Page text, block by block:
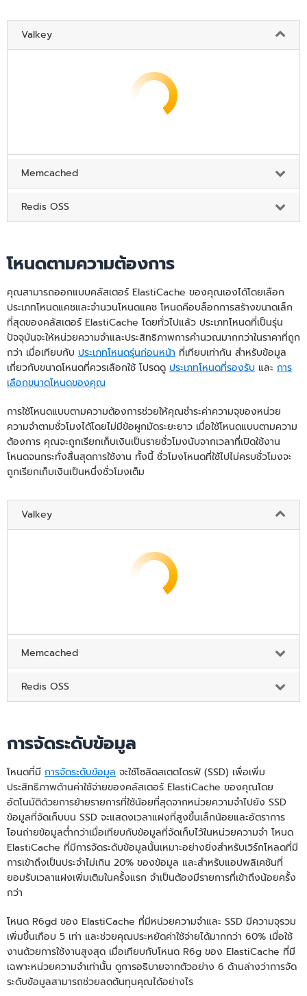
Valkey
Memcached
Redis OSS
โหนดตามความต้องการ
คุณสามารถออกแบบคลัสเตอร์ ElastiCache ของคุณเองได้โดยเลือก
ประเภทโหนดแคชและจํานวนโหนดแคช โหนดคือบล็อกการสร้างขนาดเล็ก
ที่สุดของคลัสเตอร์ ElastiCache โดยทั่วไปแล้ว ประเภทโหนดที่เป็นรุ่น
ปัจจุบันจะให้หน่วยความจำและประสิทธิภาพการคำนวณมากกว่าในราคาที่ถูก
กว่า เมื่อเทียบกับ ประเภทโหนดรุ่นก่อนหน้า ที่เทียบเท่ากัน สำหรับข้อมูล
เกี่ยวกับขนาดโหนดที่ควรเลือกใช้ โปรดดู ประเภทโหนดที่รองรับ และ การ
เลือกขนาดโหนดของคุณ
การใช้โหนดแบบตามความต้องการช่วยให้คุณชำระค่าความจุของหน่วย
ความจำตามชั่วโมงได้โดยไม่มีข้อผูกมัดระยะยาว เมื่อใช้โหนดแบบตามความ
ต้องการ คุณจะถูกเรียกเก็บเงินเป็นรายชั่วโมงนับจากเวลาที่เปิดใช้งาน
โหนดจนกระทั่งสิ้นสุดการใช้งาน ทั้งนี้ ชั่วโมงโหนดที่ใช้ไปไม่ครบชั่วโมงจะ
ถูกเรียกเก็บเงินเป็นหนึ่งชั่วโมงเต็ม
Valkey
Memcached
Redis OSS
การจัดระดับข้อมูล
โหนดที่มี การจัดระดับข้อมูล จะใช้โซลิดสเตตไดรฟ์ (SSD) เพื่อเพิ่ม
ประสิทธิภาพด้านค่าใช้จ่ายของคลัสเตอร์ ElastiCache ของคุณโดย
อัตโนมัติด้วยการย้ายรายการที่ใช้น้อยที่สุดจากหน่วยความจำไปยัง SSD
ข้อมูลที่จัดเก็บบน SSD จะแสดงเวลาแฝงที่สูงขึ้นเล็กน้อยและอัตราการ
โอนถ่ายข้อมูลต่ำกว่าเมื่อเทียบกับข้อมูลที่จัดเก็บไว้ในหน่วยความจำ โหนด
ElastiCache ที่มีการจัดระดับข้อมูลนั้นเหมาะอย่างยิ่งสำหรับเวิร์กโหลดที่มี
การเข้าถึงเป็นประจำไม่เกิน 20% ของข้อมูล และสำหรับแอปพลิเคชันที่
ยอมรับเวลาแฝงเพิ่มเติมในครั้งแรก จำเป็นต้องมีรายการที่เข้าถึงน้อยครั้ง
กว่า
โหนด R6gd ของ ElastiCache ที่มีหน่วยความจำและ SSD มีความจุรวม
เพิ่มขึ้นเกือบ 5 เท่า และช่วยคุณประหยัดค่าใช้จ่ายได้มากกว่า 60% เมื่อใช้
งานด้วยการใช้งานสูงสุด เมื่อเทียบกับโหนด R6g ของ ElastiCache ที่มี
เฉพาะหน่วยความจำเท่านั้น ดูการอธิบายจากตัวอย่าง 6 ด้านล่างว่าการจัด
ระดับข้อมูลสามารถช่วยลดต้นทุนคุณได้อย่างไร